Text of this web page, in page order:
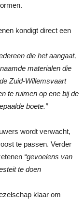
kondigt direct een
die het aangaat,
materialen die
Zuid-Willemsvaart
te ruimen op ene bij de
boete.”
wordt verwacht,
te passen. Verder
“gevoelens van
te doen
klaar om